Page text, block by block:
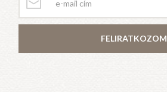
FELIRATKOZOM